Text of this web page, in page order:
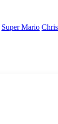
Super Mario